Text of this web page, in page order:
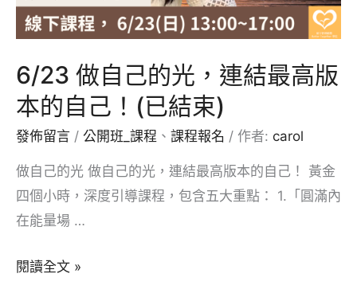
(已
結
6/23 做自己的光，連結最高版
本的自己！(已結束)
發佈留言 / 公開班_課程 、 課程報名 / 作者: carol
做自己的光 做自己的光，連結最高版本的自己！ 黃金
四個小時，深度引導課程，包含五大重點： 1.「圓滿內
在能量場 …
6/23
閱讀全文 »